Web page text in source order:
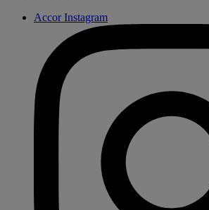
Accor Instagram